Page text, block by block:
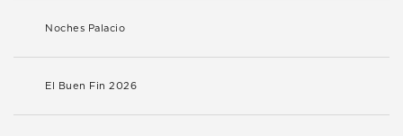
Noches Palacio
El Buen Fin 2026